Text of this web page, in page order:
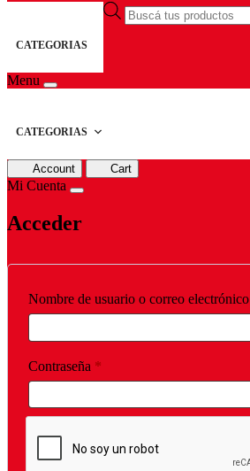
CATEGORIAS
Búsqueda
de
Menu
CATEGORIAS
Account Cart
Mi Cuenta
Acceder
Nombre de usuario o correo electrónico
Contraseña *